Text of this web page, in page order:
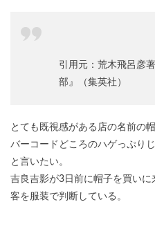
引用元：荒木飛呂彦
部』（集英社）
とても既視感がある店の名前の
バーコードどころのハゲっぷり
と言いたい。
吉良吉影が3日前に帽子を買い
客を服装で判断している。